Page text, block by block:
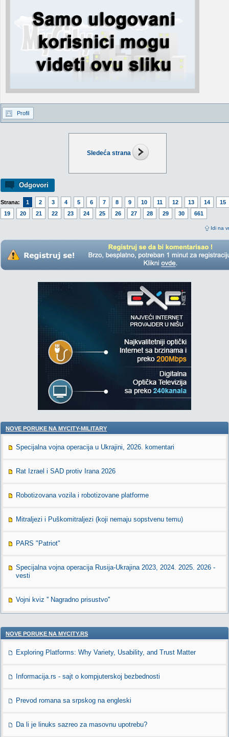
Sledeća strana
Odgovori
Strana: 1 2 3 4 5 6 7 8 9 10 11 12 13 14
15
19
20 21 22 23 24 25 26 27 28 29 30 661
Idi na
Profil
NOVE PORUKE NA MYCITY-MILITARY
Specijalna vojna operacija u Ukrajini, 2026. komentari
Rat Izrael i SAD protiv Irana 2026
Robotizovana vozila i robotizovane platforme
Mitraljezi i Puškomitraljezi (koji nemaju sopstvenu temu)
PARS "Patriot"
Specijalna vojna operacija Rusija-Ukrajina 2023, 2024. 2025. 2026 -
vesti
Vojni kviz '' Nagradno prisustvo''
NOVE PORUKE NA MYCITY.RS
Exploring Platforms: Why Variety, Usability, and Trust Matter
Informacija.rs - sajt o kompjuterskoj bezbednosti
Prevod romana sa srpskog na engleski
Da li je linuks sazreo za masovnu upotrebu?